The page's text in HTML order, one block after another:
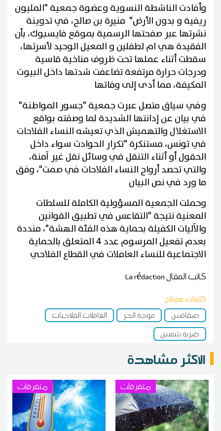
وأفادت الناشطة النسوية وعضوة جمعية "المليون
ريفية و بدون الأرض" منيرة بن صالح، في تدوينة
نشرتها عبر صفحتها الرسمية بموقع فايسبوك، بأن
الفقيدة هي ام لطفلين و المعيل الوحيد لأسرتها،
سقطت أثناء عملها تحت ظروف مناخية قاسية
ودرجات حرارة مرتفعة تضاعفت شدتها داخل البيوت
المكيفة، مما أدى إلى وفاتها
وفي سياق متصل عبرت جمعية "جسور المواطنة"
في بيان عن إدانتها الشديدة لما وصفته بواقع
الاستغلال والتهميش الذي تعيشه النساء الفلاحات
في تونس، مستنكرة "تكرار الحوادث سواء داخل
الحقول أو أثناء التنقل في وسائل نقل غير آمنة،
والتي تحصد أرواح النساء الفلاحات في صمت"، وفق
ما ورد في نص البيان
وحملت الجمعية المسؤولية الكاملة للسلطات
المعنية نتيجة "التقاعس في تطبيق القوانين
والآليات الكفيلة بحماية هذه الفئة الهشة"، منددة
بعدم تفعيل المرسوم عدد 4 المتعلق بالحماية
الاجتماعية للنساء العاملات في القطاع الفلاحي
كاتب المقالLa rédaction
كلمات مفتاح
صفاقس
موجة الحر
العاملات الفلاحيات
ضربة شمس
الاكثر مشاهدة
متفرقات متفرقات